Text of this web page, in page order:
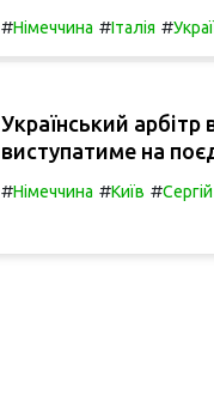
#Німеччина #Італія #
Український арбітр
виступатиме на
#Німеччина #Київ #